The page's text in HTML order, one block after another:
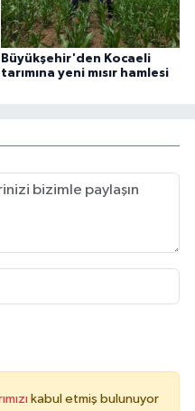
Büyükşehir'den Kocaeli
tarımına yeni mısır hamlesi
kabul etmiş bulunuyor